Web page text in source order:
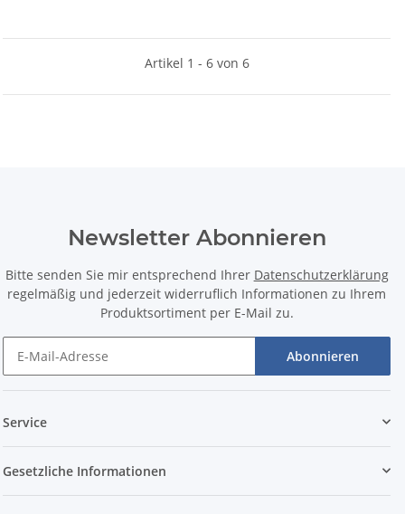
Artikel 1 - 6 von 6
Newsletter Abonnieren
Bitte senden Sie mir entsprechend Ihrer Datenschutzerklärung
regelmäßig und jederzeit widerruflich Informationen zu Ihrem
Produktsortiment per E-Mail zu.
Abonnieren
Service
Gesetzliche Informationen